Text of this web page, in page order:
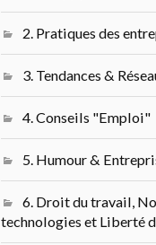
2. Pratiques des
3. Tendances &
4. Conseils "Emploi"
5. Humour &
6. Droit du travail,
technologies et Liberté